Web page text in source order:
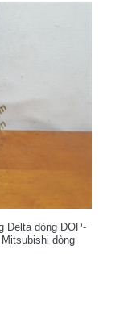
Delta dòng DOP-
dòng